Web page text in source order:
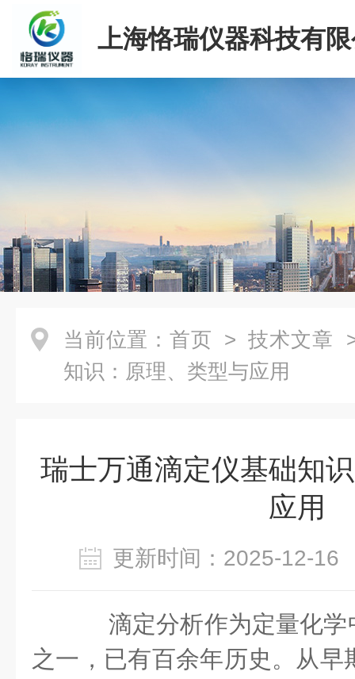
上海恪瑞仪器科技有
当前位置： 首页 > 技术文章
知识：原理、类型与应用
瑞士万通滴定仪基础知
应用
更新时间：2025-12-
滴定分析作为定量化学
之一，已有百余年历史。从早